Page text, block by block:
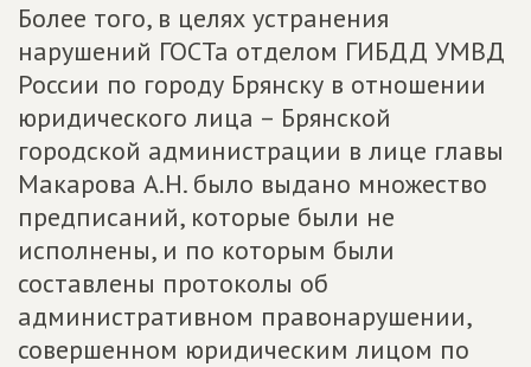
Более того, в целях устранения
нарушений ГОСТа отделом ГИБДД УМВД
России по городу Брянску в отношении
юридического лица – Брянской
городской администрации в лице главы
Макарова А.Н. было выдано множество
предписаний, которые были не
исполнены, и по которым были
составлены протоколы об
административном правонарушении,
совершенном юридическим лицом по